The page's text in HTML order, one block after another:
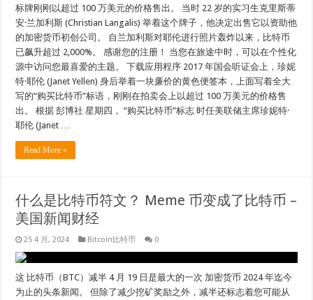
标牌刚刚以超过 100 万美元的价格售出。 当时 22 岁的实习生克里斯蒂
安·兰加利斯 (Christian Langalis) 举着这个牌子，他决定出售它以资助他
的加密货币初创公司。 自兰加利斯对耶伦进行照片轰炸以来，比特币
已飙升超过 2,000%。 感谢您的注册！ 当您在旅途中时，可以在个性化
源中访问您最喜爱的主题。 下载应用程序 2017 年国会听证会上，珍妮
特·耶伦 (Janet Yellen) 身后举着一块廉价的黄色便签本，上面写着全大
写的“购买比特币”标语，刚刚在拍卖会上以超过 100 万美元的价格售
出。 根据 彭博社 星期四， “购买比特币”标志 时任美联储主席珍妮特·
耶伦 (Janet …
Read More »
什么是比特币符文？ Meme 币变成了比特币 –
美国新闻财经
25 4 月, 2024 Bitcoin比特币 0
这 比特币（BTC）减半 4 月 19 日是最大的一次 加密货币 2024 年迄今
为止的头条新闻。 但除了减少挖矿奖励之外，减半还标志着您可能从